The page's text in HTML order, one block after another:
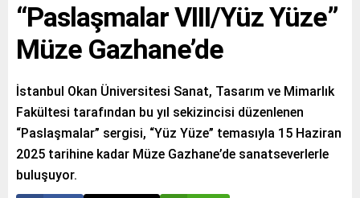
“Paslaşmalar VIII/Yüz Yüze”
Müze Gazhane’de
İstanbul Okan Üniversitesi Sanat, Tasarım ve Mimarlık
Fakültesi tarafından bu yıl sekizincisi düzenlenen
“Paslaşmalar” sergisi, “Yüz Yüze” temasıyla 15 Haziran
2025 tarihine kadar Müze Gazhane’de sanatseverlerle
buluşuyor.